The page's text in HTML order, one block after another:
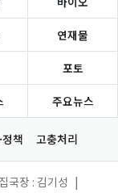
연재물
포토
주요뉴스
책 고충처리
국장 : 김기성